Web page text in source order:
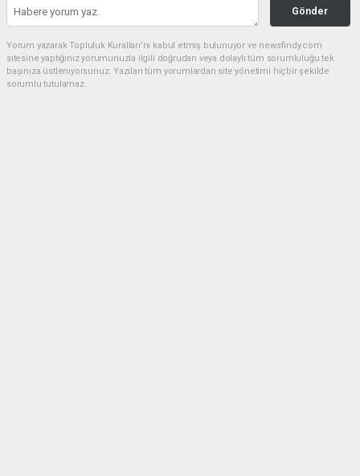
Gönder
Yorum yazarak Topluluk Kuralları’nı kabul etmiş bulunuyor ve newsfindy.com
sitesine yaptığınız yorumunuzla ilgili doğrudan veya dolaylı tüm sorumluluğu tek
başınıza üstleniyorsunuz. Yazılan tüm yorumlardan site yönetimi hiçbir şekilde
sorumlu tutulamaz.